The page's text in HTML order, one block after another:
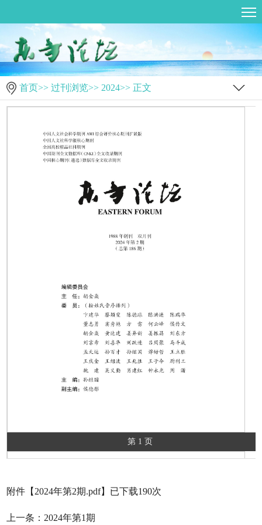
首页>> 过刊浏览>> 2024>> 正文
第 1 页
附件【 2024年第2期.pdf】已下载190次
上一条： 2024年第1期